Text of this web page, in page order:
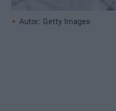
Autor: Getty Images